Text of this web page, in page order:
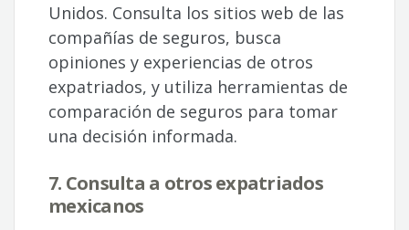
Unidos. Consulta los sitios web de las
compañías de seguros, busca
opiniones y experiencias de otros
expatriados, y utiliza herramientas de
comparación de seguros para tomar
una decisión informada.
7. Consulta a otros expatriados
mexicanos